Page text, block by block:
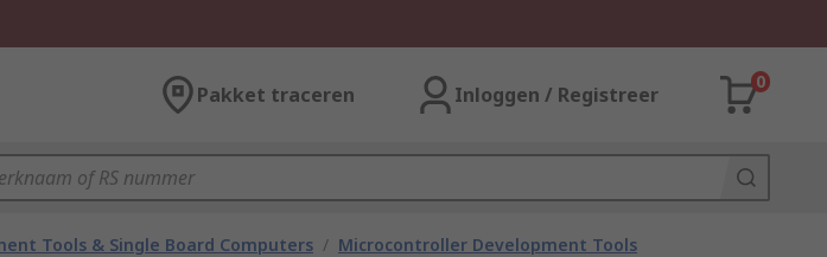
Pakket traceren Inloggen / Registreer
0
Tools & Single Board Computers / Microcontroller Development Tools